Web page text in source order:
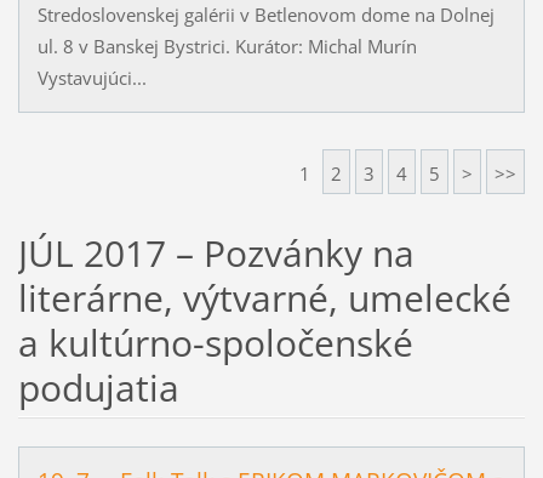
Stredoslovenskej galérii v Betlenovom dome na Dolnej
ul. 8 v Banskej Bystrici. Kurátor: Michal Murín
Vystavujúci...
1 2 3 4 5 > >>
JÚL 2017 – Pozvánky na
literárne, výtvarné, umelecké
a kultúrno-spoločenské
podujatia